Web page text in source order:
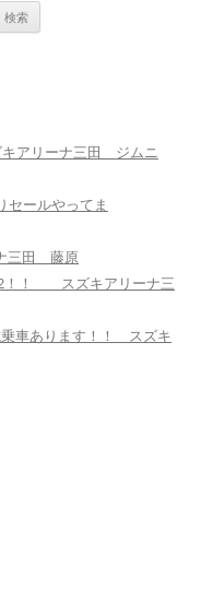
アリーナ三田 ジムニ
セールやってま
三田 藤原
！！ スズキアリーナ三
乗車あります！！ スズキ